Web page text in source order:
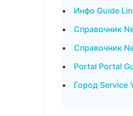
Инфо Guide
Справочник
Справочник
Portal Portal
Город